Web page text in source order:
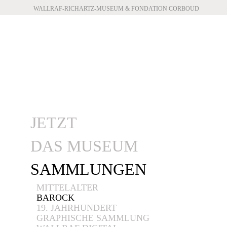
WALLRAF-RICHARTZ-MUSEUM & FONDATION CORBOUD
JETZT
DAS MUSEUM
SAMMLUNGEN
MITTELALTER
BAROCK
19. JAHRHUNDERT
GRAPHISCHE SAMMLUNG